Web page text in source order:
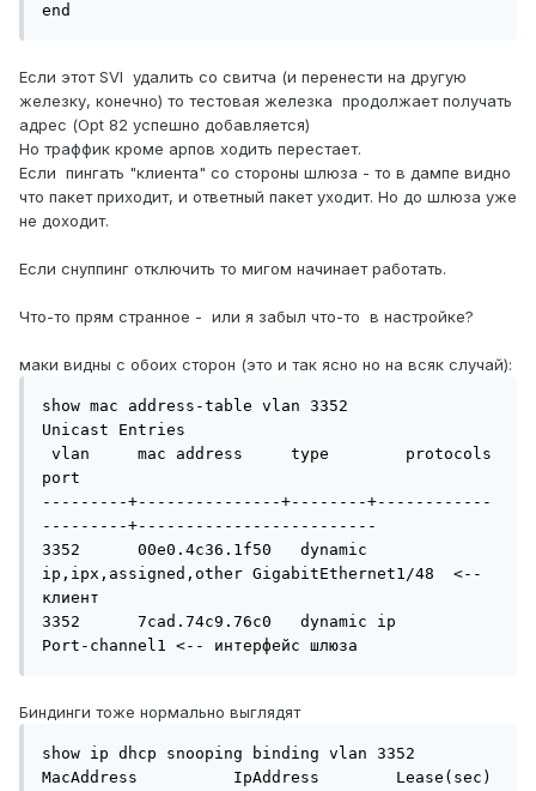
end
Если этот SVI удалить со свитча (и перенести на другую
железку, конечно) то тестовая железка продолжает получать
адрес (Opt 82 успешно добавляется)
Но траффик кроме арпов ходить перестает.
Если пингать "клиента" со стороны шлюза - то в дампе видно
что пакет приходит, и ответный пакет уходит. Но до шлюза уже
не доходит.
Если снуппинг отключить то мигом начинает работать.
Что-то прям странное - или я забыл что-то в настройке?
маки видны с обоих сторон (это и так ясно но на всяк случай):
show mac address-table vlan 3352
Unicast Entries
port
---------+---------------+--------+------------
---------+-------------------------
3352      00e0.4c36.1f50   dynamic
ip,ipx,assigned,other GigabitEthernet1/48  <--
клиент
3352      7cad.74c9.76c0   dynamic ip
Port-channel1 <-- интерфейс шлюза
Биндинги тоже нормально выглядят
show ip dhcp snooping binding vlan 3352
MacAddress          IpAddress        Lease(sec)